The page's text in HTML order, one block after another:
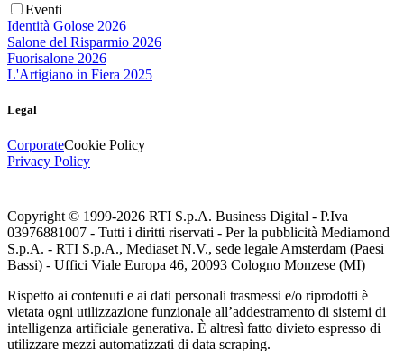
Eventi
Identità Golose 2026
Salone del Risparmio 2026
Fuorisalone 2026
L'Artigiano in Fiera 2025
Legal
CorporateCookie Policy
Privacy Policy
Copyright © 1999-2026 RTI S.p.A. Business Digital - P.Iva
03976881007 - Tutti i diritti riservati - Per la pubblicità Mediamond
S.p.A. - RTI S.p.A., Mediaset N.V., sede legale Amsterdam (Paesi
Bassi) - Uffici Viale Europa 46, 20093 Cologno Monzese (MI)
Rispetto ai contenuti e ai dati personali trasmessi e/o riprodotti è
vietata ogni utilizzazione funzionale all’addestramento di sistemi di
intelligenza artificiale generativa. È altresì fatto divieto espresso di
utilizzare mezzi automatizzati di data scraping.